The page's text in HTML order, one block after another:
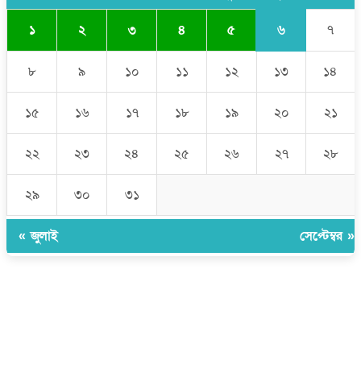
১ ২ ৩ ৪ ৫ ৬ ৭
৮ ৯ ১০ ১১ ১২ ১৩ ১৪
১৫ ১৬ ১৭ ১৮ ১৯ ২০ ২১
২২ ২৩ ২৪ ২৫ ২৬ ২৭ ২৮
২৯ ৩০ ৩১
« জুলাই সেপ্টেম্বর »